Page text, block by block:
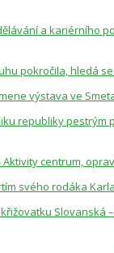
a kariérního
pokročila, hledá
výstava ve
republiky
centrum,
svého rodáka
Slovanská